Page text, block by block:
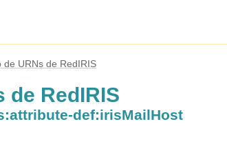
de URNs de RedIRIS
de RedIRIS
def:irisMailHost